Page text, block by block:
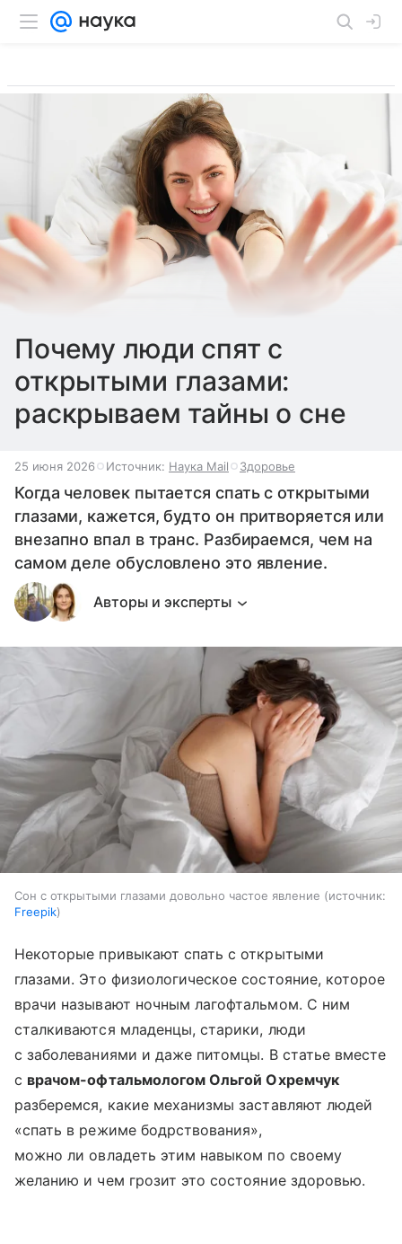
Почему люди спят с
открытыми глазами:
раскрываем тайны о сне
25 июня 2026 Источник: Наука Mail Здоровье
Когда человек пытается спать с открытыми
глазами, кажется, будто он притворяется или
внезапно впал в транс. Разбираемся, чем на
самом деле обусловлено это явление.
Авторы и эксперты
Сон с открытыми глазами довольно частое явление
источник:
Freepik
Некоторые привыкают спать с открытыми
глазами. Это физиологическое состояние, которое
врачи называют ночным лагофтальмом. С ним
сталкиваются младенцы, старики, люди
с заболеваниями и даже питомцы. В статье вместе
с врачом-офтальмологом Ольгой Охремчук
разберемся, какие механизмы заставляют людей
«спать в режиме бодрствования»,
можно ли овладеть этим навыком по своему
желанию и чем грозит это состояние здоровью.